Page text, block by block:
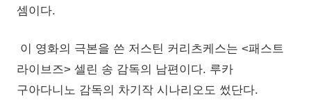
셈이다.
이 영화의 극본을 쓴 저스틴 커리츠케스는 <패스트
라이브즈> 셀린 송 감독의 남편이다. 루카
구아다니노 감독의 차기작 시나리오도 썼단다.